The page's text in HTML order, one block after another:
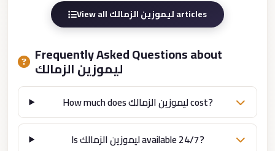
View all ليموزين الزمالك articles
Frequently Asked Questions about
ليموزين الزمالك
How much does ليموزين الزمالك cost?
Is ليموزين الزمالك available 24/7?
limousine
merc
edes
Limousine
from